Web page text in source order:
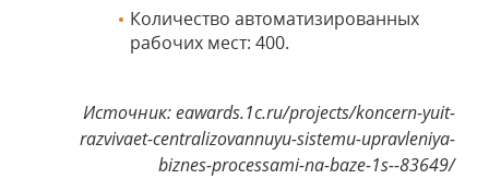
Количество автоматизированных
рабочих мест: 400.
Источник: eawards.1c.ru/projects/koncern-yuit-
razvivaet-centralizovannuyu-sistemu-upravleniya-
biznes-processami-na-baze-1s--83649/